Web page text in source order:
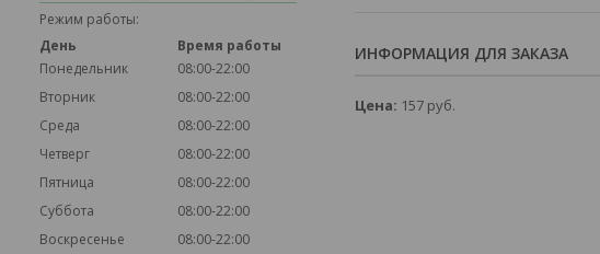
ИНФОРМАЦИЯ ДЛЯ ЗАКАЗА
Цена: 157 руб.
Режим работы:
День
Время работы
Понедельник
08:00-22:00
Вторник
08:00-22:00
Среда
08:00-22:00
Четверг
08:00-22:00
Пятница
08:00-22:00
Суббота
08:00-22:00
Воскресенье
08:00-22:00